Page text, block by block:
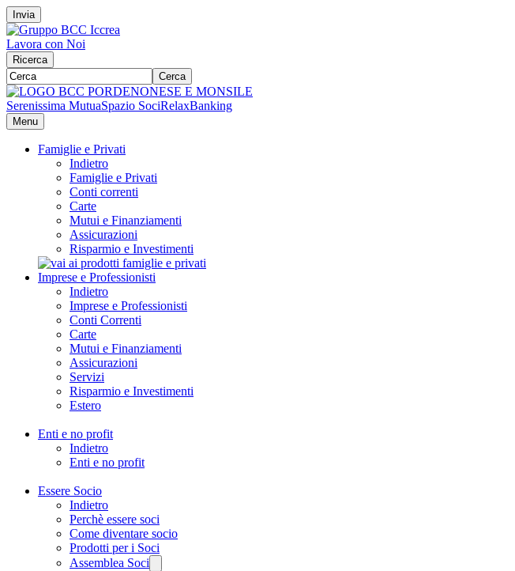
Invia
Lavora con Noi
Ricerca
Cerca
Serenissima MutuaSpazio SociRelaxBanking
Menu
Famiglie e Privati
Indietro
Famiglie e Privati
Conti correnti
Carte
Mutui e Finanziamenti
Assicurazioni
Risparmio e Investimenti
Imprese e Professionisti
Indietro
Imprese e Professionisti
Conti Correnti
Carte
Mutui e Finanziamenti
Assicurazioni
Servizi
Risparmio e Investimenti
Estero
Enti e no profit
Indietro
Enti e no profit
Essere Socio
Indietro
Perchè essere soci
Come diventare socio
Prodotti per i Soci
Assemblea Soci